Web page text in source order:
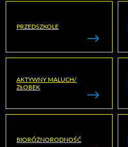
PRZEDSZKOLE
AKTYWNY MALUCH/
ŻŁOBEK
BIORÓŻNORODNOŚĆ